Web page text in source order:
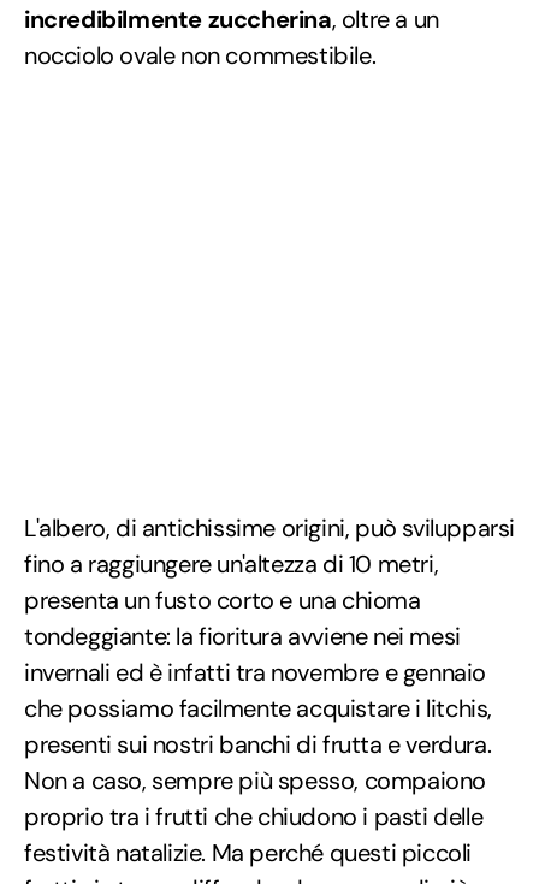
incredibilmente zuccherina, oltre a un
nocciolo ovale non commestibile.
L'albero, di antichissime origini, può svilupparsi
fino a raggiungere un'altezza di 10 metri,
presenta un fusto corto e una chioma
tondeggiante: la fioritura avviene nei mesi
invernali ed è infatti tra novembre e gennaio
che possiamo facilmente acquistare i litchis,
presenti sui nostri banchi di frutta e verdura.
Non a caso, sempre più spesso, compaiono
proprio tra i frutti che chiudono i pasti delle
festività natalizie. Ma perché questi piccoli